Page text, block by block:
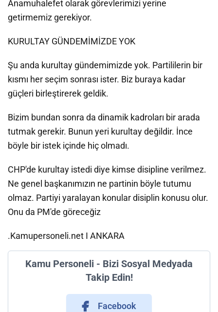
Anamuhalefet olarak görevlerimizi yerine
getirmemiz gerekiyor.
KURULTAY GÜNDEMİMİZDE YOK
Şu anda kurultay gündemimizde yok. Partililerin bir
kısmı her seçim sonrası ister. Biz buraya kadar
güçleri birleştirerek geldik.
Bizim bundan sonra da dinamik kadroları bir arada
tutmak gerekir. Bunun yeri kurultay değildir. İnce
böyle bir istek içinde hiç olmadı.
CHP'de kurultay istedi diye kimse disipline verilmez.
Ne genel başkanımızın ne partinin böyle tutumu
olmaz. Partiyi yaralayan konular disiplin konusu olur.
Onu da PM'de göreceğiz
.Kamupersoneli.net I ANKARA
Kamu Personeli - Bizi Sosyal Medyada
Takip Edin!
Facebook